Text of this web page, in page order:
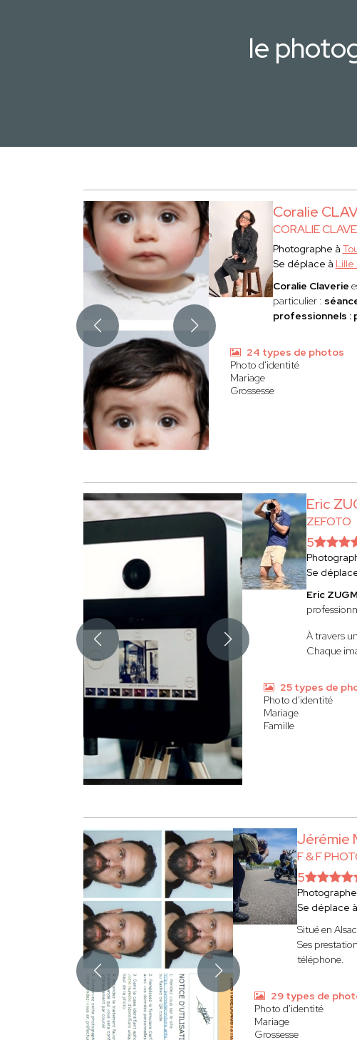
le
Coralie
CORALIE
Photographe à
Se déplace à
Coralie Claverie
particulier :
professionnels :
24 types de photos
Photo d'identité
Mariage
Grossesse
Eric
ZEFOTO
5
Se
Eric
À travers
Chaque
25 types de
Photo d'identité
Mariage
Famille
Jérémie
F & F
5
Se déplace à
Situé en
Ses
téléphone.
29 types de
Photo d'identité
Mariage
Grossesse